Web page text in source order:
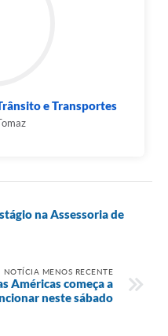
e Transportes
na Assessoria de
NOTÍCIA MENOS RECENTE
Américas começa a
neste sábado